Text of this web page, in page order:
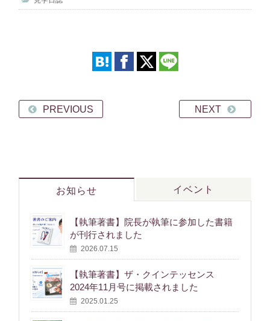
PREVIOUS NEXT
お知らせ イベント
【執筆著書】院長が執筆に参加した書籍
が刊行されました
2026.07.15
【執筆著書】ザ・クインテッセンス
2024年11月号に掲載されました
2025.01.25